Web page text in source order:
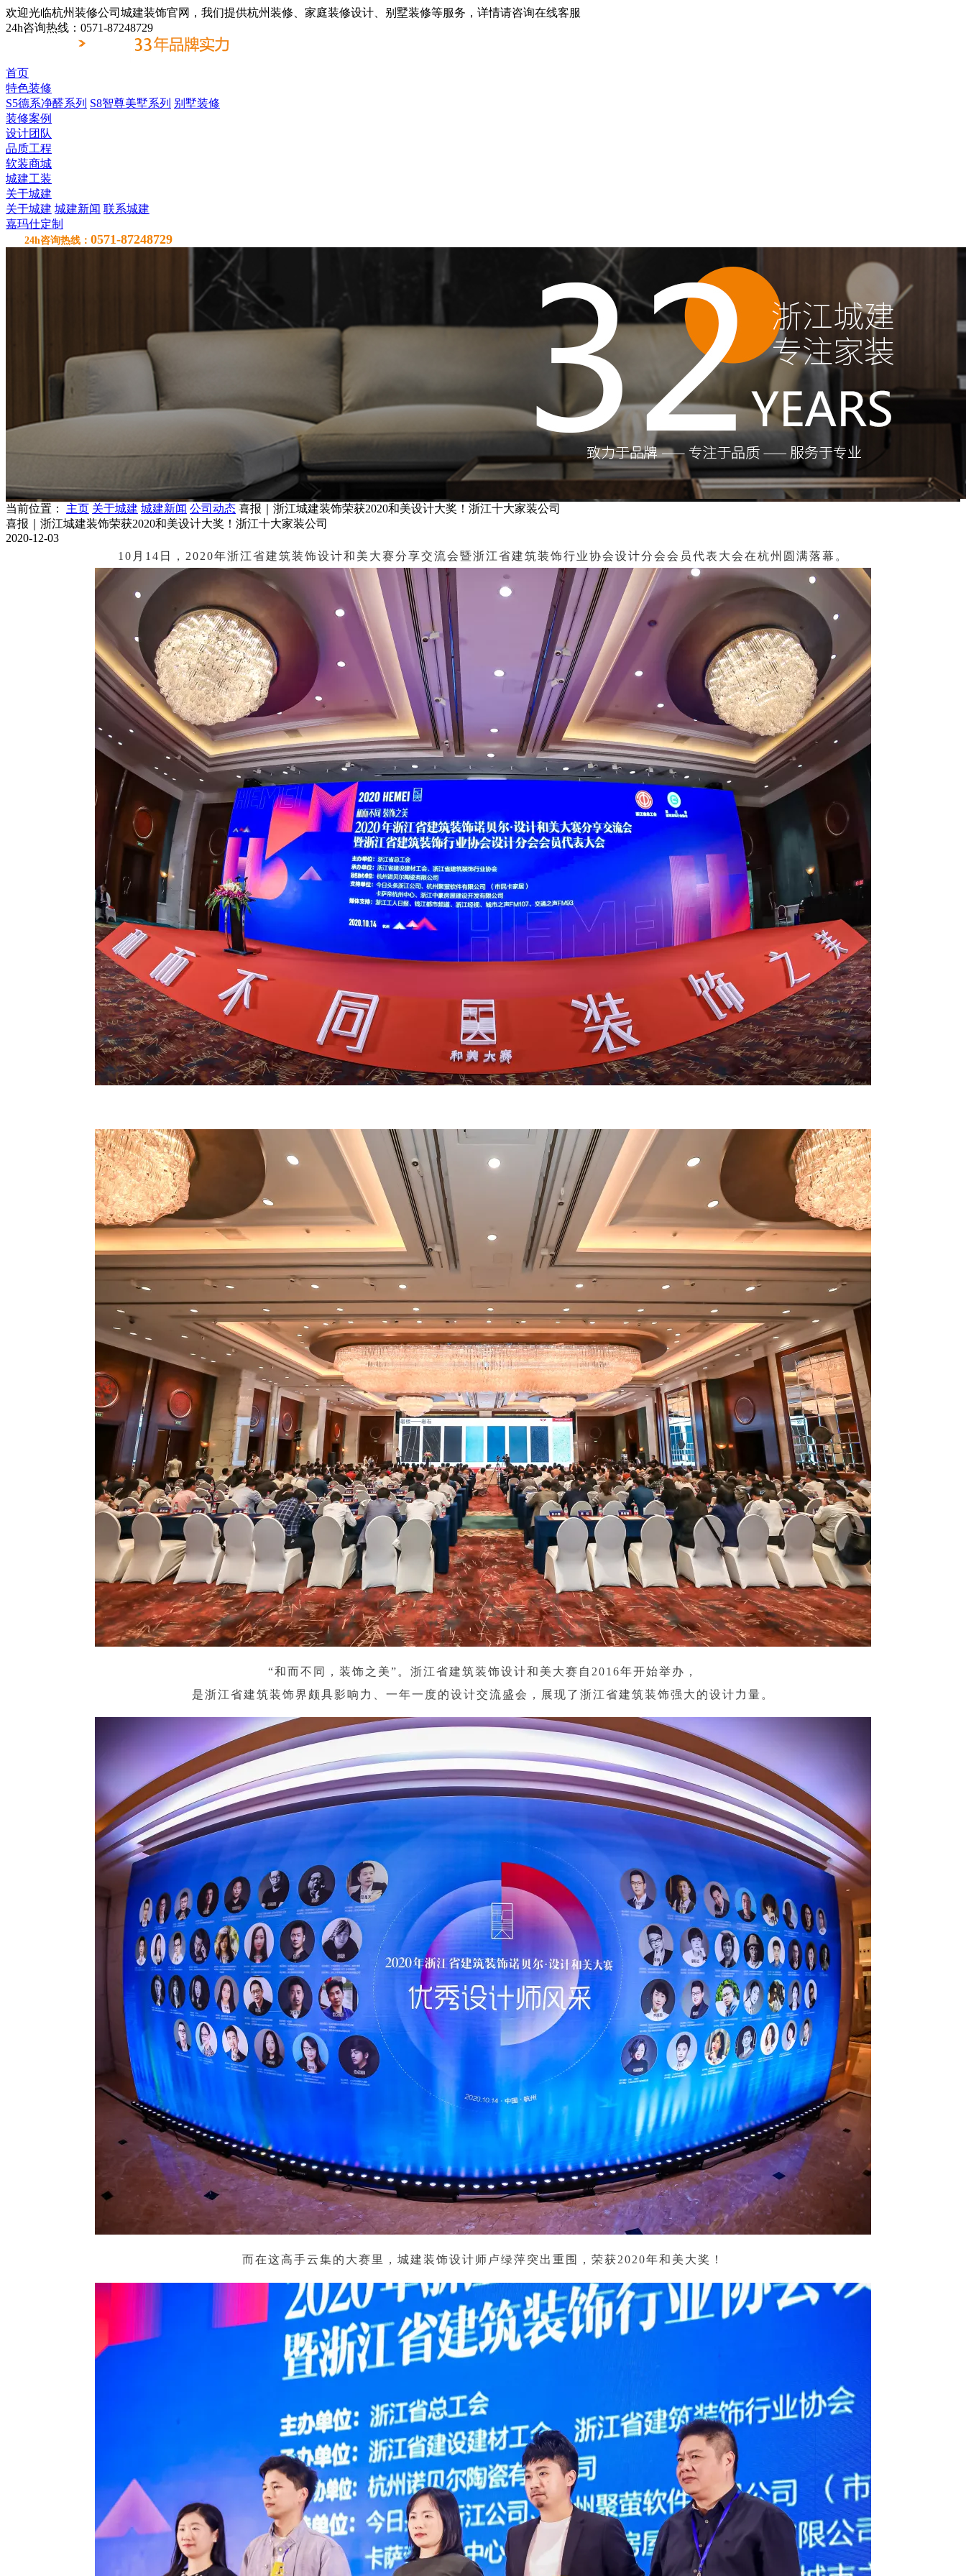
欢迎光临杭州装修公司城建装饰官网，我们提供杭州装修、家庭装修设计、别墅装修等服务，详情请咨询在线客服
24h咨询热线：0571-87248729
首页
特色装修
S5德系净醛系列 S8智尊美墅系列 别墅装修
装修案例
设计团队
品质工程
软装商城
城建工装
关于城建
关于城建 城建新闻 联系城建
嘉玛仕定制
24h咨询热线： 0571-87248729
当前位置： 主页 关于城建 城建新闻 公司动态 喜报｜浙江城建装饰荣获2020和美设计大奖！浙江十大家装公司
喜报｜浙江城建装饰荣获2020和美设计大奖！浙江十大家装公司
2020-12-03
10月14日，2020年浙江省建筑装饰设计和美大赛分享交流会暨浙江省建筑装饰行业协会设计分会会员代表大会在杭州圆满落幕。
“和而不同，装饰之美”。浙江省建筑装饰设计和美大赛自2016年开始举办，
是浙江省建筑装饰界颇具影响力、一年一度的设计交流盛会，展现了浙江省建筑装饰强大的设计力量。
而在这高手云集的大赛里，城建装饰设计师卢绿萍突出重围，荣获2020年和美大奖！